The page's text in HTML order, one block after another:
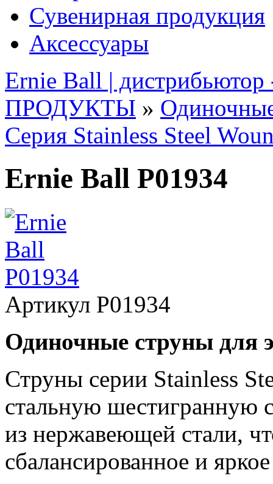
Сувенирная продукция
Аксессуары
Ernie Ball | дистрибьютор
ПРОДУКТЫ »
Серия Stainless Steel
Ernie Ball P01934
Артикул P01934
Одиночные струны для
Струны серии Stainless
стальную шестигранную
из нержавеющей стали,
сбалансированное и